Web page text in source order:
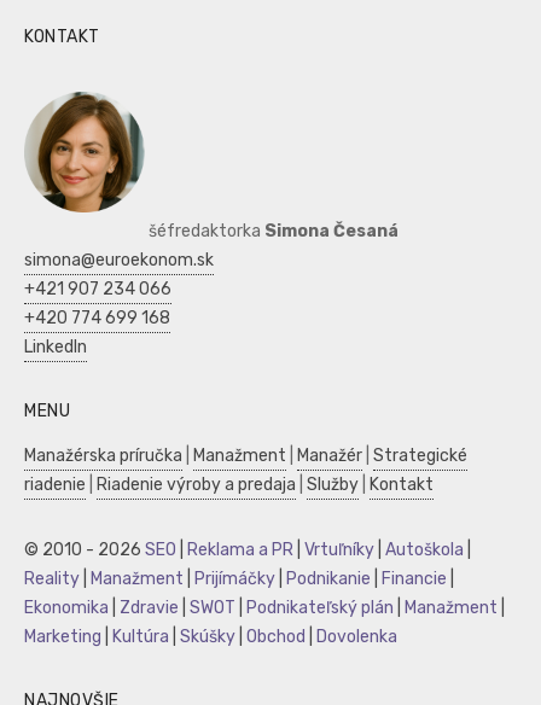
KONTAKT
šéfredaktorka Simona Česaná
simona@euroekonom.sk
+421 907 234 066
+420 774 699 168
LinkedIn
MENU
Manažérska príručka Manažment Manažér Strategické
riadenie
Riadenie výroby a predaja Služby Kontakt
© 2010 - 2026 SEO Reklama a PR Vrtuľníky Autoškola
Reality
Manažment Prijímáčky Podnikanie Financie
Ekonomika
Zdravie SWOT Podnikateľský plán Manažment
Marketing
Kultúra Skúšky Obchod Dovolenka
NAJNOVŠIE